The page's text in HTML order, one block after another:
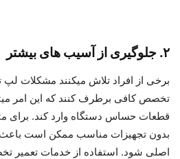
۲. جلوگیری از آسیب‌ های بیشتر
برخی از افراد تلاش میکنند مشکلات
تخصص کافی برطرف کنند که این امر
قطعات حساس دستگاه وارد کند. برای
بدون تجهیزات مناسب ممکن است باعث
اصلی شود. استفاده از خدمات تعمیر